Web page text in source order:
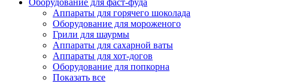
Оборудование для фаст-фуда
Аппараты для горячего шоколада
Оборудование для мороженого
Грили для шаурмы
Аппараты для сахарной ваты
Аппараты для хот-догов
Оборудование для попкорна
Показать все